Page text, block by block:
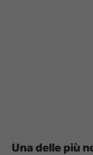
Una delle più